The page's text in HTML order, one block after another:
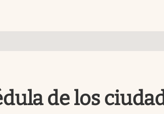
de los